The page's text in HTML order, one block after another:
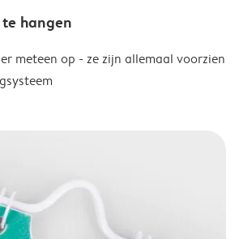
hangen
meteen op - ze zijn allemaal voorzien